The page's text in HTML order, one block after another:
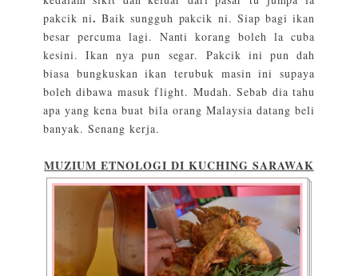
pakcik ni. Baik sungguh pakcik ni. Siap bagi ikan
besar percuma lagi. Nanti korang boleh la cuba
kesini. Ikan nya pun segar. Pakcik ini pun dah
biasa bungkuskan ikan terubuk masin ini supaya
boleh dibawa masuk flight. Mudah. Sebab dia tahu
apa yang kena buat bila orang Malaysia datang beli
banyak. Senang kerja.
MUZIUM ETNOLOGI DI KUCHING SARAWAK